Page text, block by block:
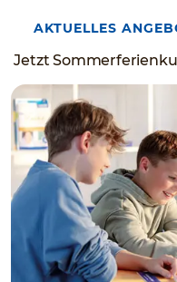
AKTUELLES
Jetzt